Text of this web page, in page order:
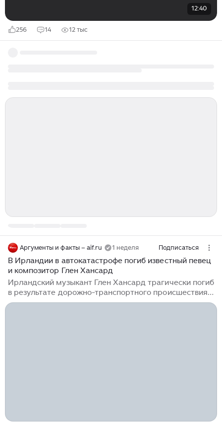
12:40
256 14 12 тыс
Аргументы и факты – aif.ru 1 неделя Подписаться
В Ирландии в автокатастрофе погиб известный певец
и композитор Глен Хансард
Ирландский музыкант Глен Хансард трагически погиб
в результате дорожно-транспортного происшествия в
районе Лукан неподалеку от Дублина. Об этом